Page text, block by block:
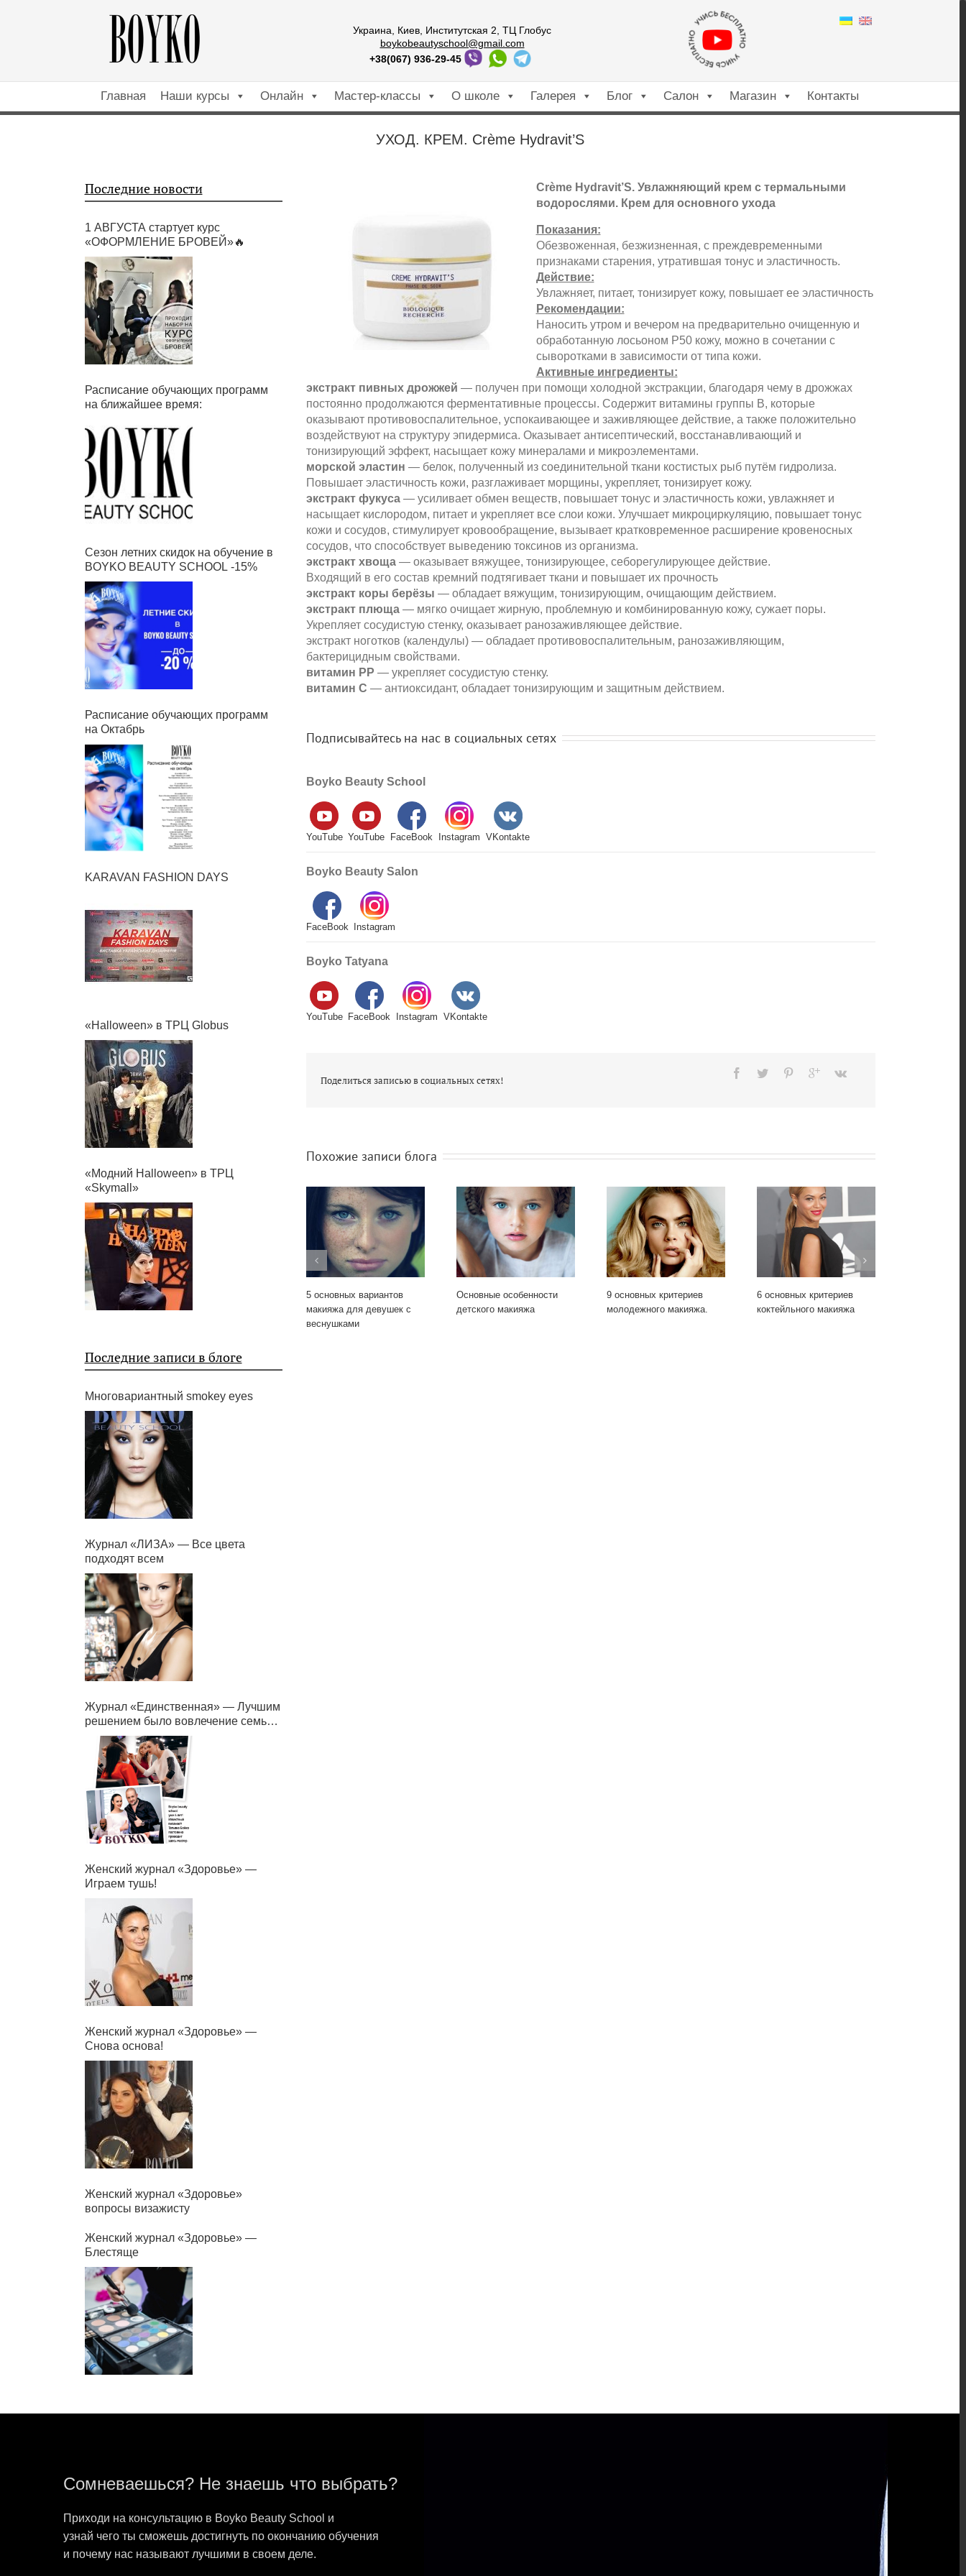
Украина, Киев, Институтская 2, ТЦ Глобус
boykobeautyschool@gmail.com
+38(067) 936-29-45
Главная Наши курсы Онлайн Мастер-классы О школе Галерея Блог Салон Магазин Контакты
УХОД. КРЕМ. Crème Hydravit’S
Crème Hydravit’S. Увлажняющий крем с термальными
водорослями. Крем для основного ухода
Показания:
Обезвоженная, безжизненная, с преждевременными
признаками старения, утратившая тонус и эластичность.
Действие:
Увлажняет, питает, тонизирует кожу, повышает ее эластичность
Рекомендации:
Наносить утром и вечером на предварительно очищенную и
обработанную лосьоном Р50 кожу, можно в сочетании с
сыворотками в зависимости от типа кожи.
Активные ингредиенты:
экстракт пивных дрожжей — получен при помощи холодной экстракции, благодаря чему в дрожжах
постоянно продолжаются ферментативные процессы. Содержит витамины группы В, которые
оказывают противовоспалительное, успокаивающее и заживляющее действие, а также положительно
воздействуют на структуру эпидермиса. Оказывает антисептический, восстанавливающий и
тонизирующий эффект, насыщает кожу минералами и микроэлементами.
морской эластин — белок, полученный из соединительной ткани костистых рыб путём гидролиза.
Повышает эластичность кожи, разглаживает морщины, укрепляет, тонизирует кожу.
экстракт фукуса— усиливает обмен веществ, повышает тонус и эластичность кожи, увлажняет и
насыщает кислородом, питает и укрепляет все слои кожи. Улучшает микроциркуляцию, повышает тонус
кожи и сосудов, стимулирует кровообращение, вызывает кратковременное расширение кровеносных
сосудов, что способствует выведению токсинов из организма.
экстракт хвоща— оказывает вяжущее, тонизирующее, себорегулирующее действие.
Входящий в его состав кремний подтягивает ткани и повышает их прочность
экстракт коры берёзы — обладает вяжущим, тонизирующим, очищающим действием.
экстракт плюща— мягко очищает жирную, проблемную и комбинированную кожу, сужает поры.
Укрепляет сосудистую стенку, оказывает ранозаживляющее действие.
экстракт ноготков (календулы) — обладает противовоспалительным, ранозаживляющим,
бактерицидным свойствами.
витамин РР — укрепляет сосудистую стенку.
витамин С — антиоксидант, обладает тонизирующим и защитным действием.
Подписывайтесь на нас в социальных сетях
Boyko Beauty School
YouTube YouTube FaceBook Instagram VKontakte
Boyko Beauty Salon
FaceBook Instagram
Boyko Tatyana
YouTube FaceBook Instagram VKontakte
Поделиться записью в социальных сетях!
Похожие записи блога
5 основных вариантов
макияжа для девушек с
веснушками
Основные особенности
детского макияжа
9 основных критериев
молодежного макияжа.
6 основных критериев
коктейльного макияжа
Последние новости
1 АВГУСТА стартует курс
«ОФОРМЛЕНИЕ БРОВЕЙ»🔥
Расписание обучающих программ
на ближайшее время:
Сезон летних скидок на обучение в
BOYKO BEAUTY SCHOOL -15%
Расписание обучающих программ
на Октабрь
KARAVAN FASHION DAYS
«Halloween» в ТРЦ Globus
«Модний Halloween» в ТРЦ
«Skymall»
Последние записи в блоге
Многовариантный smokey eyes
Журнал «ЛИЗА» — Все цвета
подходят всем
Журнал «Единственная» — Лучшим
решением было вовлечение семьи в
бизнес.
Женский журнал «Здоровье» —
Играем тушь!
Женский журнал «Здоровье» —
Снова основа!
Женский журнал «Здоровье»
вопросы визажисту
Женский журнал «Здоровье» —
Блестяще
Сомневаешься? Не знаешь что выбрать?
Приходи на консультацию в Boyko Beauty School и
узнай чего ты сможешь достигнуть по окончанию обучения
и почему нас называют лучшими в своем деле.